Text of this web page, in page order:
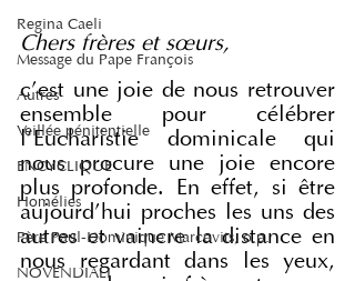
Regina Caeli
Message du Pape François
Autres
Veillée pénitentielle
ENCYCLIQUE
Homélies
Père Paul-Dominique Marcovits, o.p.
NOVENDIALI
Chers frères et sœurs,
c'est une joie de nous retrouver
ensemble pour célébrer
l'Eucharistie dominicale qui
nous procure une joie encore
plus profonde. En effet, si être
aujourd'hui proches les uns des
autres et vaincre la distance en
nous regardant dans les yeux,